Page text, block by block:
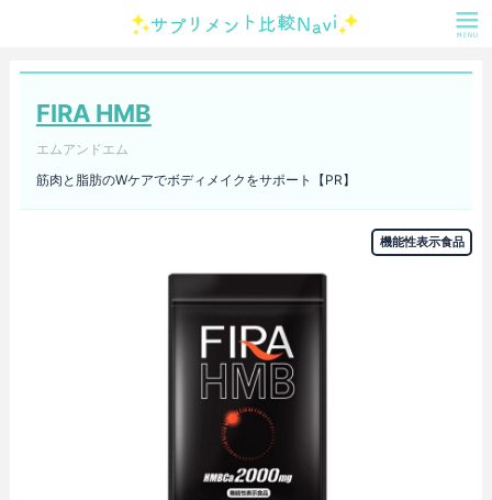
FIRA HMB
エムアンドエム
筋肉と脂肪のWケアでボディメイクをサポート【PR】
機能性表示食品